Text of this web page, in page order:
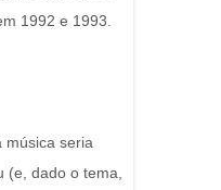
1992 e 1993.
música seria
(e, dado o tema,